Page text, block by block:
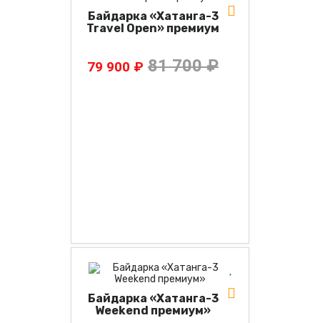
Байдарка «Хатанга-3
Travel Open» премиум
79 900 ₽ 81 700 ₽
Байдарка «Хатанга-3
Weekend премиум»